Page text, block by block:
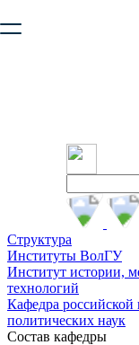
безопасную работу
Структура
Институты ВолГУ
Институт истории,
технологий
Кафедра российской
политических наук
Состав кафедры